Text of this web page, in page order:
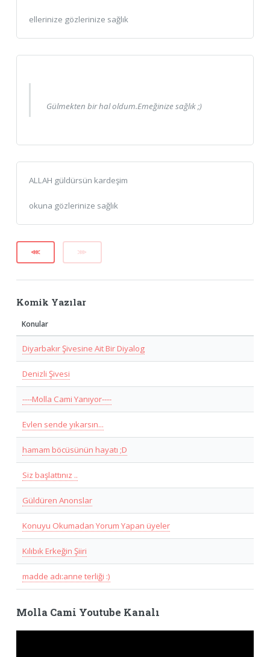
ellerinize gözlerinize sağlık
Gülmekten bir hal oldum.Emeğinize sağlık ;)
ALLAH güldürsün kardeşim
okuna gözlerinize sağlık
⋘ ⋙
Komik Yazılar
Konular
Diyarbakır Şivesine Ait Bir Diyalog
Denizli Şivesi
----Molla Cami Yanıyor----
Evlen sende yıkarsın...
hamam böcüsünün hayatı ;D
Siz başlattınız ..
Güldüren Anonslar
Konuyu Okumadan Yorum Yapan üyeler
Kılıbık Erkeğin Şiiri
madde adı:anne terliği :)
Molla Cami Youtube Kanalı